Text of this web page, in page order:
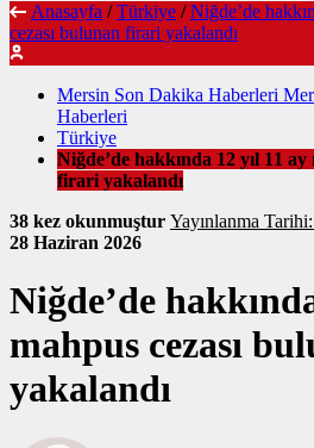
Anasayfa / Türkiye / Niğde’de
cezası bulunan firari yakalandı
Mersin Son Dakika Haberleri
Haberleri
Türkiye
Niğde’de hakkında 12 yıl 11
firari yakalandı
38 kez okunmuştur
28 Haziran 2026
Niğde’de
mahpus cezası
yakalandı